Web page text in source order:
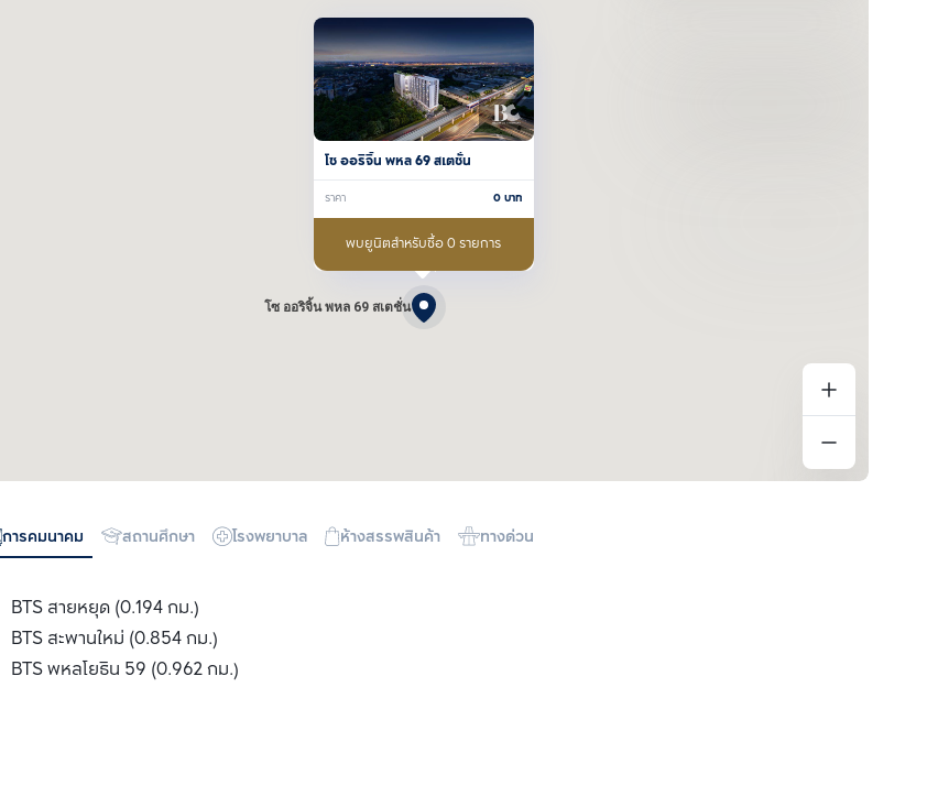
โซ ออริจิ้น พหล 69 สเตชั่น
โซ ออริจิ้น พหล 69 สเตชั่น
ราคา 0บาท
พบยูนิตสำหรับซื้อ 0 รายการ
การคมนาคม สถานศึกษา โรงพยาบาล ห้างสรรพสินค้า ทางด่วน
BTS สายหยุด (0.194 กม.)
BTS สะพานใหม่ (0.854 กม.)
BTS พหลโยธิน 59 (0.962 กม.)